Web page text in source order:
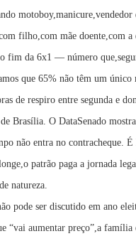
filho,com mãe doente,com a
fim da 6x1 — número
que 65% não têm um único
de respiro entre segunda e
Brasília. O DataSenado
não entra no contracheque. É
patrão paga a jornada
natureza.
pode ser discutido em ano
“vai aumentar preço”,a